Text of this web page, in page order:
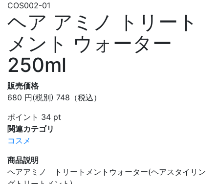
COS002-01
ヘア アミノ トリート
メント ウォーター
250ml
販売価格
680 円(税別) 748（税込）
ポイント 34 pt
関連カテゴリ
コスメ
商品説明
ヘアアミノ トリートメントウォーター(ヘアスタイリン